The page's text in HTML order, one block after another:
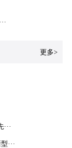
更多>
···